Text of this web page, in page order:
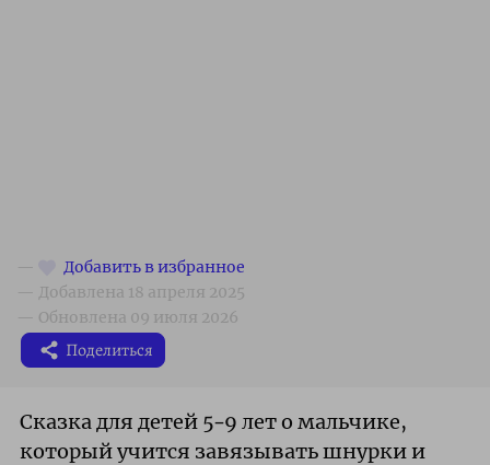
Поделиться
Сказка для детей 5–9 лет о мальчике,
который учится завязывать шнурки и